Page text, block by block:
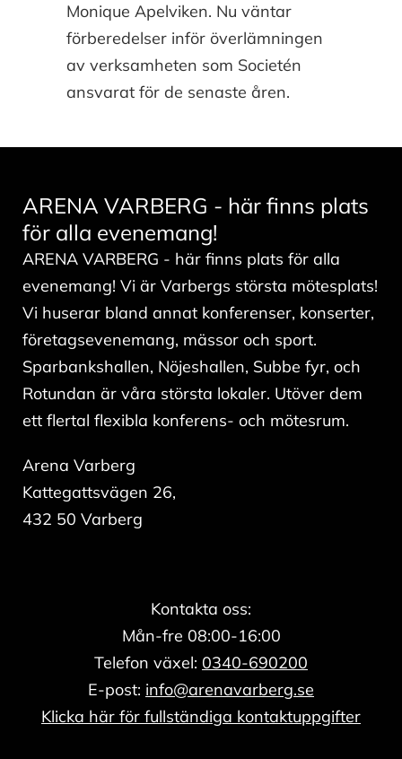
Monique Apelviken. Nu väntar
förberedelser inför överlämningen
av verksamheten som Societén
ansvarat för de senaste åren.
ARENA VARBERG - här finns plats
för alla evenemang!
ARENA VARBERG - här finns plats för alla
evenemang! Vi är Varbergs största mötesplats!
Vi huserar bland annat konferenser, konserter,
företagsevenemang, mässor och sport.
Sparbankshallen, Nöjeshallen, Subbe fyr, och
Rotundan är våra största lokaler. Utöver dem
ett flertal flexibla konferens- och mötesrum.
Arena Varberg
Kattegattsvägen 26,
432 50 Varberg
Kontakta oss:
Mån-fre 08:00-16:00
Telefon växel: 0340-690200
E-post: info@arenavarberg.se
Klicka här för fullständiga kontaktuppgifter